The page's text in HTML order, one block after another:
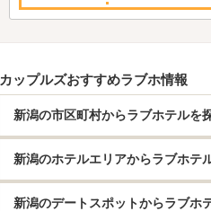
カップルズおすすめラブホ情報
新潟の市区町村からラブホテルを
新潟のホテルエリアからラブホテ
新潟のデートスポットからラブホ